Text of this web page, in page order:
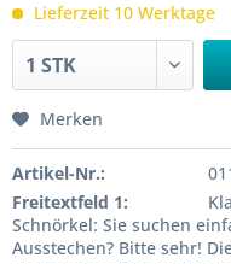
Lieferzeit 10 Werktage
Merken
Artikel-Nr.:
Freitextfeld 1:
Schnörkel: Sie suchen
Ausstechen? Bitte sehr!